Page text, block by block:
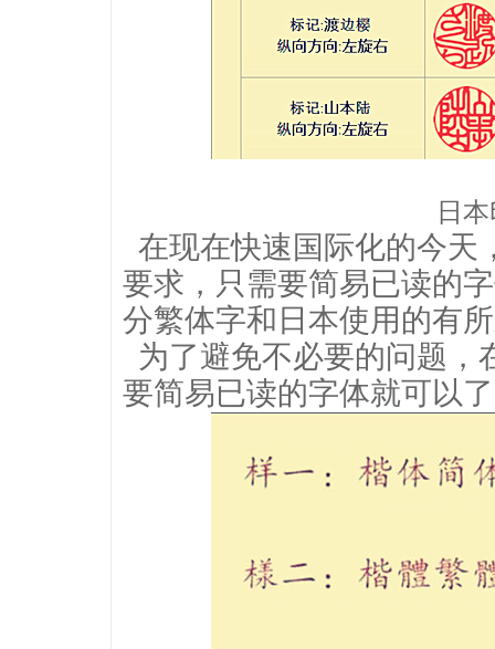
日
在现在快速国际化的今天
要求 ，只需要简易已读的
分繁体字和日本使用的有
为了避免不必要的问题，
要简易已读的字体就可以